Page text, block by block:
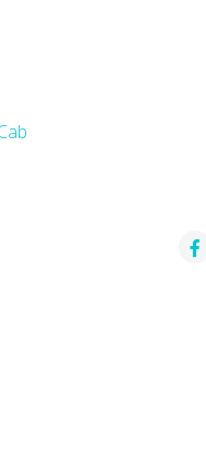
vélos électriques de